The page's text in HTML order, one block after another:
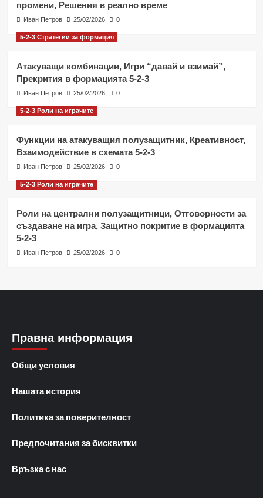
промени, Решения в реално време
Иван Петров 25/02/2026 0
5-2-3 Стратегии за формация
Атакуващи комбинации, Игри “давай и взимай”,
Прекрития в формацията 5-2-3
Иван Петров 25/02/2026 0
5-2-3 Роли на играчите
Функции на атакуващия полузащитник, Креативност,
Взаимодействие в схемата 5-2-3
Иван Петров 25/02/2026 0
5-2-3 Роли на играчите
Роли на централни полузащитници, Отговорности за
създаване на игра, Защитно покритие в формацията
5-2-3
Иван Петров 25/02/2026 0
Правна информация
Общи условия
Нашата история
Политика за поверителност
Предпочитания за бисквитки
Връзка с нас